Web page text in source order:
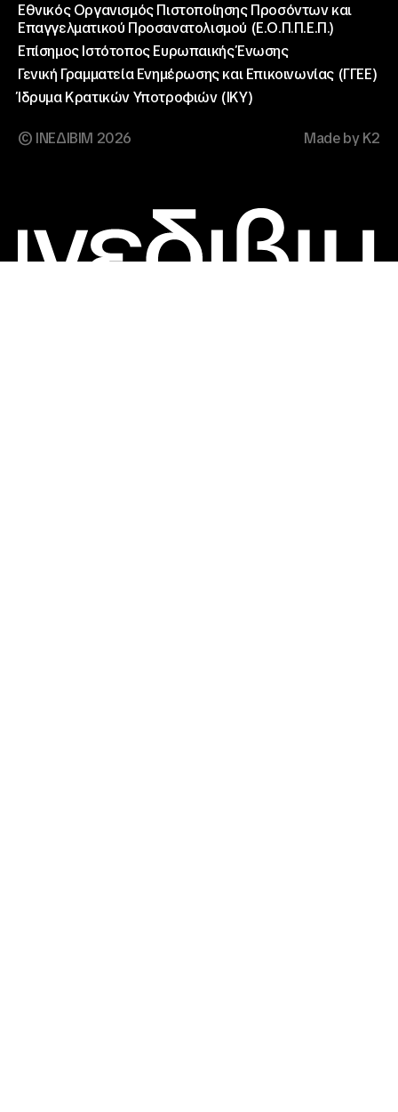
Εθνικός Οργανισμός Πιστοποίησης Προσόντων και
Επαγγελματικού Προσανατολισμού (Ε.Ο.Π.Π.Ε.Π.)
Επίσημος Ιστότοπος Ευρωπαικής Ένωσης
Γενική Γραμματεία Ενημέρωσης και Επικοινωνίας (ΓΓΕΕ)
Ίδρυμα Κρατικών Υποτροφιών (ΙΚΥ)
© ΙΝΕΔΙΒΙΜ 2026 Made by K2